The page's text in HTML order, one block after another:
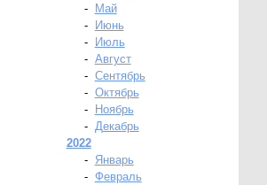
-
Май
-
Июнь
-
Июль
- Август
- Сентябрь
- Октябрь
-
Ноябрь
- Декабрь
2022
-
Январь
- Февраль